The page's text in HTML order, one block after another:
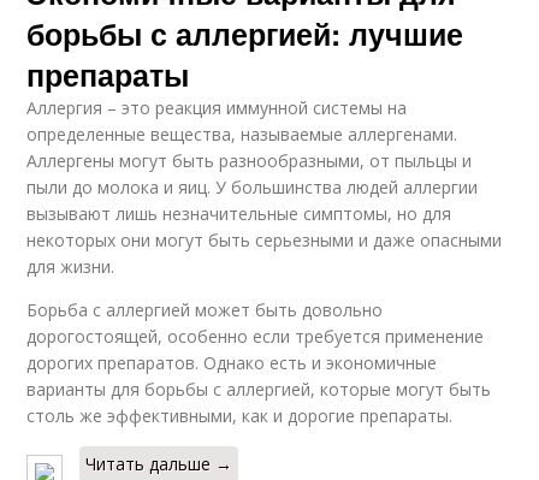
борьбы с аллергией: лучшие
препараты
Аллергия – это реакция иммунной системы на
определенные вещества, называемые аллергенами.
Аллергены могут быть разнообразными, от пыльцы и
пыли до молока и яиц. У большинства людей аллергии
вызывают лишь незначительные симптомы, но для
некоторых они могут быть серьезными и даже опасными
для жизни.
Борьба с аллергией может быть довольно
дорогостоящей, особенно если требуется применение
дорогих препаратов. Однако есть и экономичные
варианты для борьбы с аллергией, которые могут быть
столь же эффективными, как и дорогие препараты.
Читать дальше →